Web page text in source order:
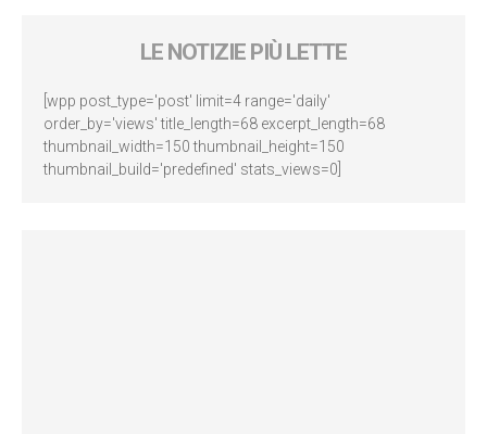
LE NOTIZIE PIÙ LETTE
[wpp post_type='post' limit=4 range='daily'
order_by='views' title_length=68 excerpt_length=68
thumbnail_width=150 thumbnail_height=150
thumbnail_build='predefined' stats_views=0]